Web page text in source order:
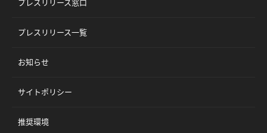
プレスリリース窓口
プレスリリース一覧
お知らせ
サイトポリシー
推奨環境